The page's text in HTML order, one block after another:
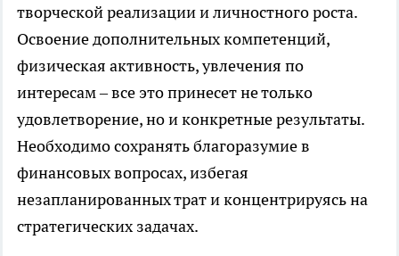
творческой реализации и личностного роста.
Освоение дополнительных компетенций,
физическая активность, увлечения по
интересам – все это принесет не только
удовлетворение, но и конкретные результаты.
Необходимо сохранять благоразумие в
финансовых вопросах, избегая
незапланированных трат и концентрируясь на
стратегических задачах.